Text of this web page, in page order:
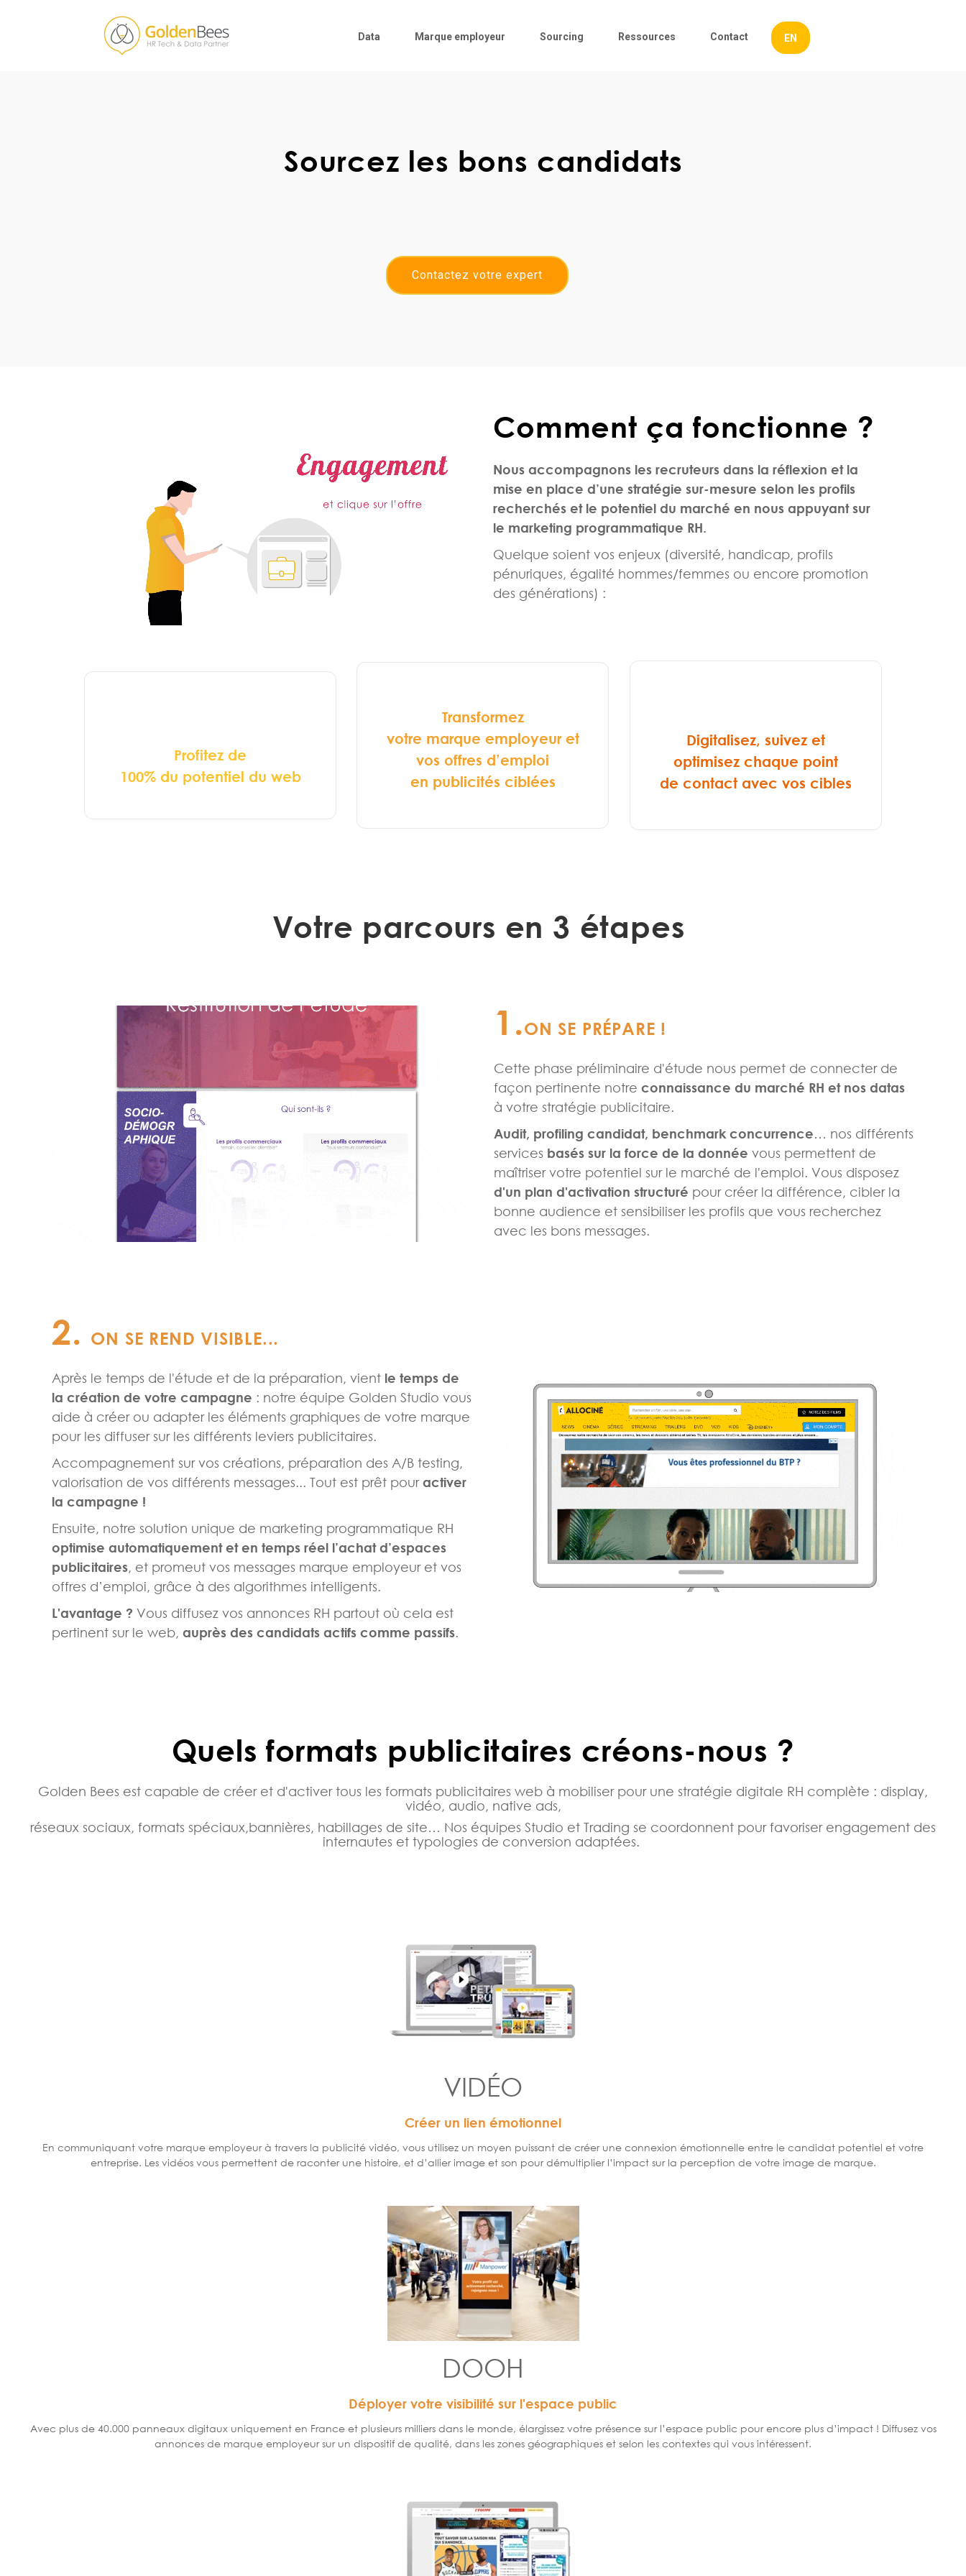
Data Marque employeur Sourcing Ressources Contact EN
Sourcez les bons candidats
Contactez votre expert
Comment ça fonctionne ?
Nous accompagnons les recruteurs dans la réflexion et la
miseen place d’une stratégiesur-mesureselon les profils
recherchéset le potentiel du marché en nous appuyant sur
le marketing programmatique RH.
Quelque soient vos enjeux (diversité, handicap, profils
pénuriques, égalité hommes/femmes ou encore promotion
des générations) :
Profitez de
100% du potentiel du web
Transformez
votre marque employeur et
vos offres d’emploi
en publicités ciblées
Digitalisez, suivez et
optimisez chaque point
de contact avec vos cibles
Votre parcours en 3 étapes
1.ON SE PRÉPARE !
Cette phase préliminaire d'étude nous permet de connecter de
façon pertinente notreconnaissance du marché RH et nos datas
à votre stratégie publicitaire.
Audit, profiling candidat, benchmark concurrence… nos différents
services basés sur la force de la donnée vous permettent de
maîtriser votre potentiel sur le marché de l'emploi. Vous disposez
d'un plan d'activation structuré pour créer la différence, cibler la
bonne audience et sensibiliser les profils que vous recherchez
avec les bons messages.
2. ON SE REND VISIBLE...
Après le temps de l'étude et de la préparation, vient le temps de
la création de votre campagne : notre équipe Golden Studio vous
aide à créer ou adapter les éléments graphiques de votre marque
pour les diffuser sur les différents leviers publicitaires.
Accompagnement sur vos créations, préparation des A/B testing,
valorisation de vos différents messages... Tout est prêt pouractiver
la campagne !
Ensuite, notre solution unique de marketing programmatique RH
optimise automatiquement et en temps réel l’achat d’espaces
publicitaires, et promeut vos messages marque employeur et vos
offres d’emploi, grâce à des algorithmes intelligents.
L'avantage ? Vous diffusez vos annonces RH partout où cela est
pertinent sur le web, auprès des candidats actifs comme passifs.
Quels formats publicitaires créons-nous ?
Golden Bees est capable de créer et d'activer tous les formats publicitaires web à mobiliser pour une stratégie digitale RH complète : display,
vidéo, audio, native ads,
réseaux sociaux, formats spéciaux,bannières, habillages de site… Nos équipes Studio et Trading se coordonnent pour favoriser engagement des
internautes et typologies de conversion adaptées.
VIDÉO
Créer un lien émotionnel
En communiquant votre marque employeur à travers la publicité vidéo, vous utilisez un moyen puissant de créer une connexion émotionnelle entre le candidat potentiel et votre
entreprise. Les vidéos vous permettent de raconter une histoire, et d’allier image et son pour démultiplier l’impact sur la perception de votre image de marque.
DOOH
Déployer votre visibilité sur l'espace public
Avec plus de 40.000 panneaux digitaux uniquement en France et plusieurs milliers dans le monde, élargissez votre présence sur l’espace public pour encore plus d’impact ! Diffusez vos
annonces de marque employeur sur un dispositif de qualité, dans les zones géographiques et selon les contextes qui vous intéressent.